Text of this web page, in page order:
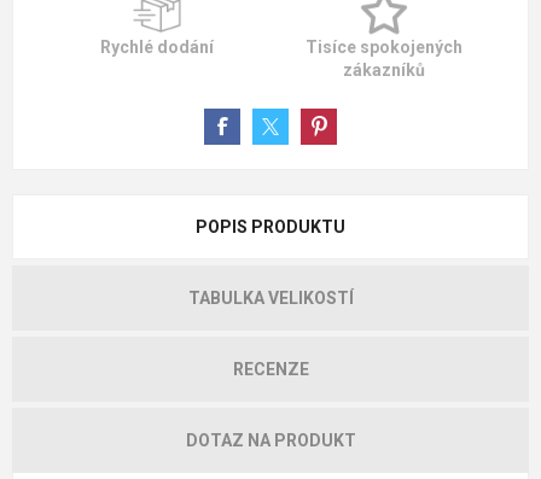
Rychlé dodání
Tisíce spokojených
zákazníků
POPIS PRODUKTU
TABULKA VELIKOSTÍ
RECENZE
DOTAZ NA PRODUKT